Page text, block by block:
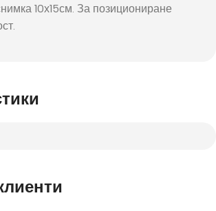
10х15см. За позициониране